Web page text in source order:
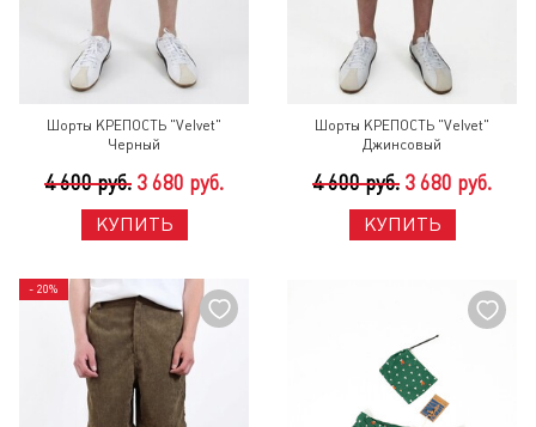
Шорты КРЕПОСТЬ "Velvet"
Черный
4 600 руб. 3 680 руб.
КУПИТЬ
Шорты КРЕПОСТЬ "Velvet"
Джинсовый
4 600 руб. 3 680 руб.
КУПИТЬ
- 20%